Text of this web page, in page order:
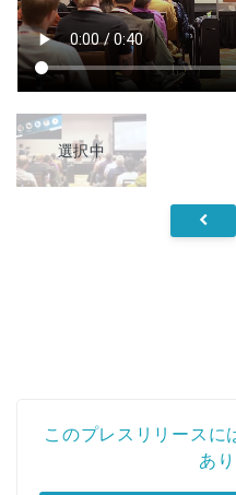
選択中
このプレスリリースに
あり